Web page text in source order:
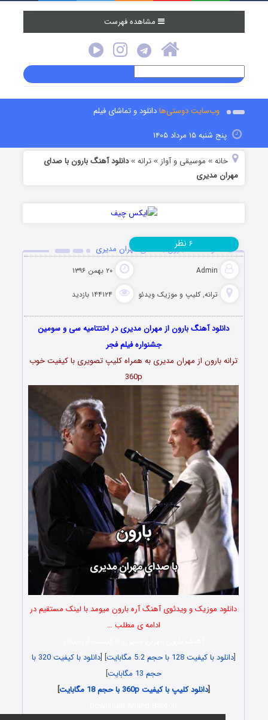
مشاهده فهرست
وب‌سایت دوستی‌هادانلود و تماشای فیلم
شنبه ۱۵ مرداد ۱۴۰۵
موسیقی و آواز»ترانه »دانلود آهنگ بارون با صدای
دانلود آهنگ بارون با صدای مهران مدیری
کلیپ و موزیک ویدئو ۱۴۴۱۲۴ بازدید
آهنگ بارون از مهران مدیری در اختتامیه سی و سومین
جشنواره فیلم فجر
بارون از مهران مدیری به همراه کلیپ تصویری با کیفیت خوب
موزیک و ویدئوی آهنگ آره بارون میومد با لینک مستقیم در
ادامه ی مطلب …
کیفیت 128 با حجم 5.2 مگابایت
] [
دانلود با کیفیت 320 با
]
دانلود کلیپ با کیفیت 360p با حجم 18 مگابایت
]